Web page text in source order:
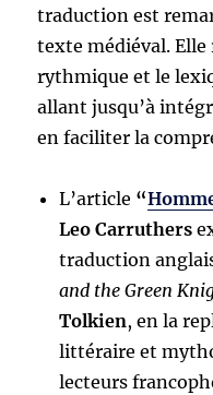
traduction est
texte médiéval.
rythmique et le
allant jusqu’à
en faciliter la
L’article “
Leo Carruthers
traduction
and the Green
Tolkien, en la
littéraire et
lecteurs